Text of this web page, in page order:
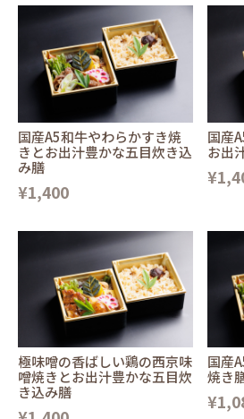
国産A5和牛やわらかすき焼
きとお出汁豊かな五目炊き込
み膳
¥1,400
国産
お出
極味噌の香ばしい鶏の西京味
噌焼きとお出汁豊かな五目炊
き込み膳
国産
焼き